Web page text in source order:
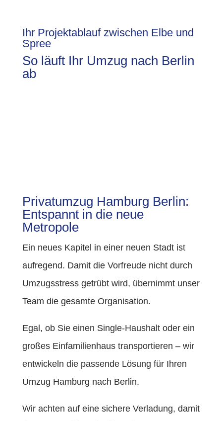
Ihr Projektablauf zwischen Elbe und
Spree
So läuft Ihr Umzug nach Berlin
ab
Privatumzug Hamburg Berlin:
Entspannt in die neue
Metropole
Ein neues Kapitel in einer neuen Stadt ist
aufregend. Damit die Vorfreude nicht durch
Umzugsstress getrübt wird, übernimmt unser
Team die gesamte Organisation.
Egal, ob Sie einen Single-Haushalt oder ein
großes Einfamilienhaus transportieren – wir
entwickeln die passende Lösung für Ihren
Umzug Hamburg nach Berlin.
Wir achten auf eine sichere Verladung, damit